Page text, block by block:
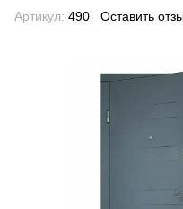
Артикул: 490 Оставить